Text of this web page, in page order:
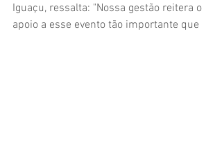
Iguaçu, ressalta: "Nossa gestão reitera o
apoio a esse evento tão importante que